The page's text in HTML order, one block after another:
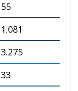
55
1.081
3.275
33